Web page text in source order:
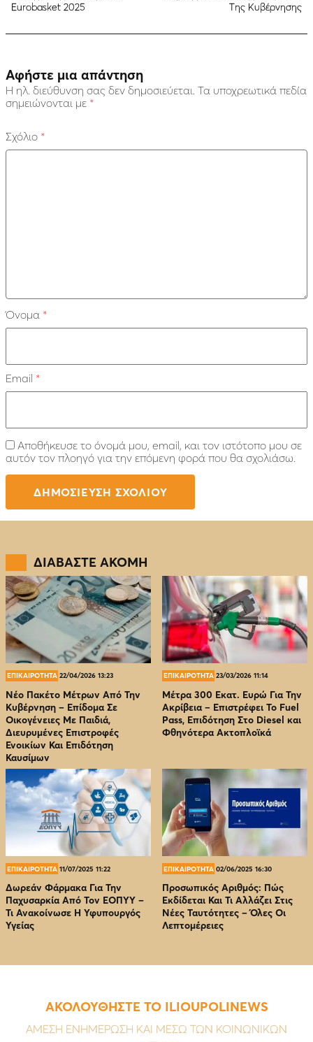
Eurobasket 2025
Της Κυβέρνησης
Αφήστε μια απάντηση
Η ηλ. διεύθυνση σας δεν δημοσιεύεται. Τα υποχρεωτικά πεδία
σημειώνονται με *
Σχόλιο *
Όνομα *
Email *
Αποθήκευσε το όνομά μου, email, και τον ιστότοπο μου σε
αυτόν τον πλοηγό για την επόμενη φορά που θα σχολιάσω.
ΔΙΑΒΑΣΤΕ ΑΚΟΜΗ
ΕΠΙΚΑΙΡΟΤΗΤΑ 22/04/2026 13:23
Νέο Πακέτο Μέτρων Από Την
Κυβέρνηση – Επίδομα Σε
Οικογένειες Με Παιδιά,
Διευρυμένες Επιστροφές
Ενοικίων Και Επιδότηση
Καυσίμων
ΕΠΙΚΑΙΡΟΤΗΤΑ 23/03/2026 11:14
Μέτρα 300 Εκατ. Ευρώ Για Την
Ακρίβεια – Επιστρέφει Το Fuel
Pass, Επιδότηση Στο Diesel και
Φθηνότερα Ακτοπλοϊκά
ΕΠΙΚΑΙΡΟΤΗΤΑ 11/07/2025 11:22
Δωρεάν Φάρμακα Για Την
Παχυσαρκία Από Τον EOΠΥΥ –
Τι Ανακοίνωσε Η Υφυπουργός
Υγείας
ΕΠΙΚΑΙΡΟΤΗΤΑ 02/06/2025 16:30
Προσωπικός Αριθμός: Πώς
Εκδίδεται Και Τι Αλλάζει Στις
Νέες Ταυτότητες – Όλες Οι
Λεπτομέρειες
ΑΚΟΛΟΥΘΗΣΤΕ ΤΟ ILIOUPOLINEWS
ΑΜΕΣΗ ΕΝΗΜΕΡΩΣΗ ΚΑΙ ΜΕΣΩ ΤΩΝ ΚΟΙΝΩΝΙΚΩΝ